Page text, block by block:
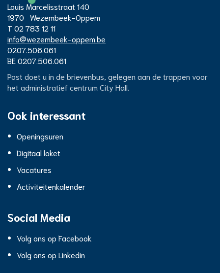
Administratief
Centrum
City
Hall
Adres
Louis Marcelisstraat 140
1970
Wezembeek-Oppem
T 02 783 12 11
E-
mail
info@wezembeek-oppem.be
Ondernemingsnummer
0207.506.061
BTW
BE 0207.506.061
Post doet u in de brievenbus, gelegen aan de trappen voor
het administratief centrum City Hall.
Ook interessant
Openingsuren
Digitaal loket
Vacatures
Activiteitenkalender
Social Media
Volg ons op Facebook
Volg ons op Linkedin